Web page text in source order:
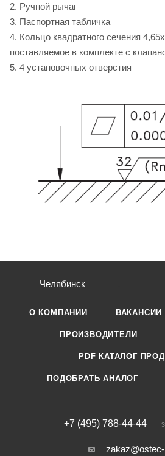
2. Ручной рычаг
3. Паспортная табличка
4. Кольцо квадратного сечения
поставляемое в комплекте с
5. 4 установочных отверстия
Челябинск
О КОМПАНИИ ВАКАНСИИ
ПРОИЗВОДИТЕЛИ
PDF КАТАЛОГ
ПОДОБРАТЬ АНАЛОГ
+7 (495) 788-44-44